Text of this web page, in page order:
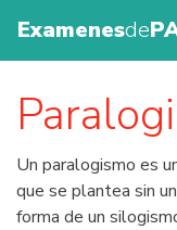
Examenesde
Un paralogismo es
que se plantea sin
forma de un